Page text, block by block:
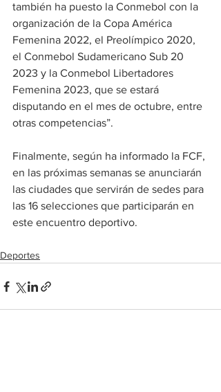
también ha puesto la Conmebol con la
organización de la Copa América
Femenina 2022, el Preolímpico 2020,
el Conmebol Sudamericano Sub 20
2023 y la Conmebol Libertadores
Femenina 2023, que se estará
disputando en el mes de octubre, entre
otras competencias”.
Finalmente, según ha informado la FCF,
en las próximas semanas se anunciarán
las ciudades que servirán de sedes para
las 16 selecciones que participarán en
este encuentro deportivo.
Deportes